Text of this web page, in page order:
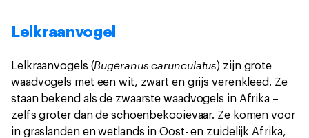
Lelkraanvogel
Lelkraanvogels (Bugeranus carunculatus) zijn grote
waadvogels met een wit, zwart en grijs verenkleed. Ze
staan bekend als de zwaarste waadvogels in Afrika –
zelfs groter dan de schoenbekooievaar. Ze komen voor
in graslanden en wetlands in Oost- en zuidelijk Afrika,